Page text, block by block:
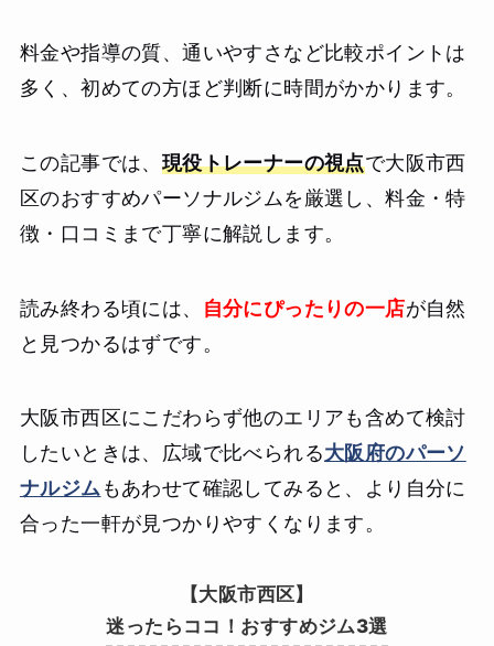
料金や指導の質、通いやすさなど比較ポイントは
多く、初めての方ほど判断に時間がかかります。
この記事では、 現役トレーナーの視点で大阪市西
区のおすすめパーソナルジムを厳選し、料金・特
徴・口コミまで丁寧に解説します。
読み終わる頃には、 自分にぴったりの一店が自然
と見つかるはずです。
大阪市西区にこだわらず他のエリアも含めて検討
したいときは、広域で比べられる大阪府のパーソ
ナルジム もあわせて確認してみると、より自分に
合った一軒が見つかりやすくなります。
【大阪市西区】
迷ったらココ！おすすめジム3選